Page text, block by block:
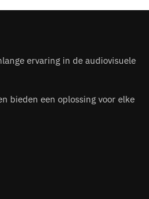
ervaring in de audiovisuele
bieden een oplossing voor elke